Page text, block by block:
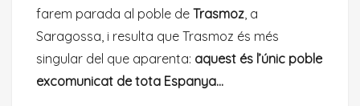
farem parada al poble de Trasmoz , a
Saragossa, i resulta que Trasmoz és més
singular del que aparenta: aquest és l’únic poble
excomunicat de tota Espanya…